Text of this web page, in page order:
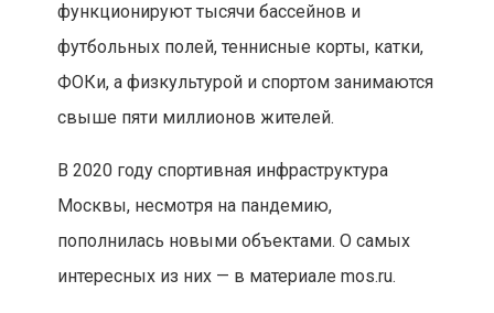
функционируют тысячи бассейнов и
футбольных полей, теннисные корты, катки,
ФОКи, а физкультурой и спортом занимаются
свыше пяти миллионов жителей.
В 2020 году спортивная инфраструктура
Москвы, несмотря на пандемию,
пополнилась новыми объектами. О самых
интересных из них — в материале mos.ru.